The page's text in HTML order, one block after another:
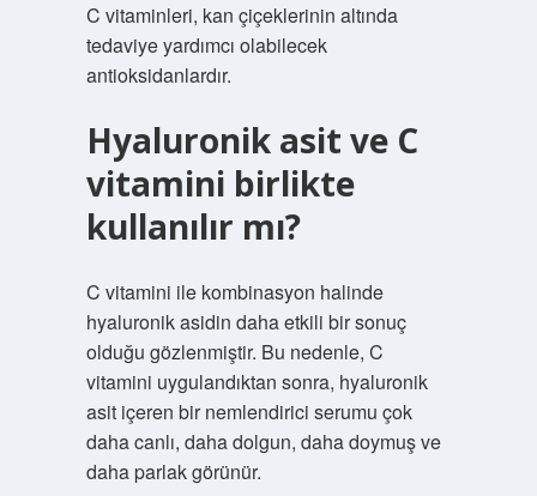
C vitaminleri, kan çiçeklerinin altında
tedaviye yardımcı olabilecek
antioksidanlardır.
Hyaluronik asit ve C
vitamini birlikte
kullanılır mı?
C vitamini ile kombinasyon halinde
hyaluronik asidin daha etkili bir sonuç
olduğu gözlenmiştir. Bu nedenle, C
vitamini uygulandıktan sonra, hyaluronik
asit içeren bir nemlendirici serumu çok
daha canlı, daha dolgun, daha doymuş ve
daha parlak görünür.